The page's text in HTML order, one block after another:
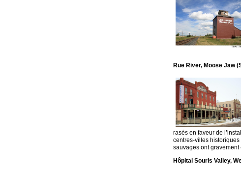
Rue River, Moose Jaw
rasés en faveur de
centres-villes
sauvages ont
Hôpital Souris Valley,